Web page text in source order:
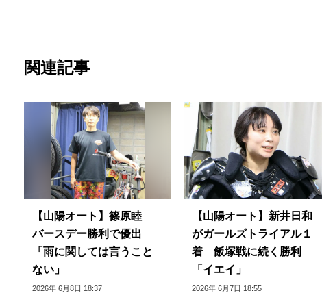
関連記事
【山陽オート】篠原睦
バースデー勝利で優出
「雨に関しては言うこと
ない」
2026年 6月8日 18:37
【山陽オート】新井日和
がガールズトライアル１
着 飯塚戦に続く勝利
「イエイ」
2026年 6月7日 18:55